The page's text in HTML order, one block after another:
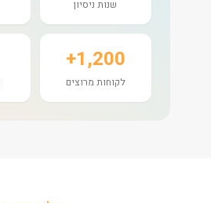
שנות ניסיון
1,200+
לקוחות מרוצים